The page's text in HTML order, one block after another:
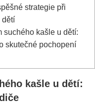
strategie při
dětí
suchého ​kašle​ u dětí:
skutečné pochopení
kašle ⁣u dětí: